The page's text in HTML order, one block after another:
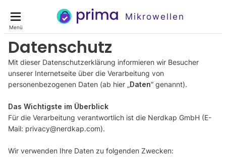
Menü
Mikrowellen
Datenschutz
Mit dieser Datenschutzerklärung informieren wir Besucher
unserer Internetseite über die Verarbeitung von
personenbezogenen Daten (ab hier „Daten“ genannt).
Das Wichtigste im Überblick
Für die Verarbeitung verantwortlich ist die
(E-
Mail:
).
Wir verwenden Ihre Daten zu folgenden Zwecken: